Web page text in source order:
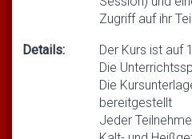
Zugriff auf ihr
Details:
Der Kurs ist auf
Die
Die
bereitgestellt
Jeder